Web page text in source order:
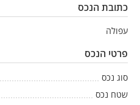
כתובת הנכס
עפולה
פרטי הנכס
סוג נכס
שטח נכס